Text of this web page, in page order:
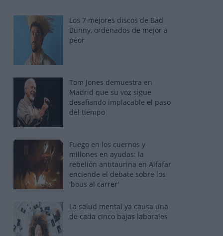
Los 7 mejores discos de Bad
Bunny, ordenados de mejor a
peor
Tom Jones demuestra en
Madrid que su voz sigue
desafiando implacable el paso
del tiempo
Fuego en los cuernos y
millones en ayudas: la
rebelión antitaurina en Alfafar
enciende el debate sobre los
'bous al carrer'
La salud mental ya causa una
de cada cinco bajas laborales